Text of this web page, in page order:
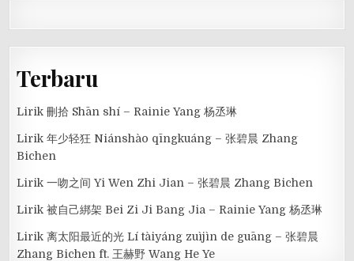
Terbaru
Lirik 刪拾 Shān shí – Rainie Yang 杨丞琳
Lirik 年少轻狂 Niánshào qīngkuáng – 张碧晨 Zhang
Bichen
Lirik 一吻之间 Yi Wen Zhi Jian – 张碧晨 Zhang Bichen
Lirik 被自己綁架 Bei Zi Ji Bang Jia – Rainie Yang 杨丞琳
Lirik 离太阳最近的光 Lí tàiyáng zuìjìn de guāng – 张碧晨
Zhang Bichen ft. 王赫野 Wang He Ye